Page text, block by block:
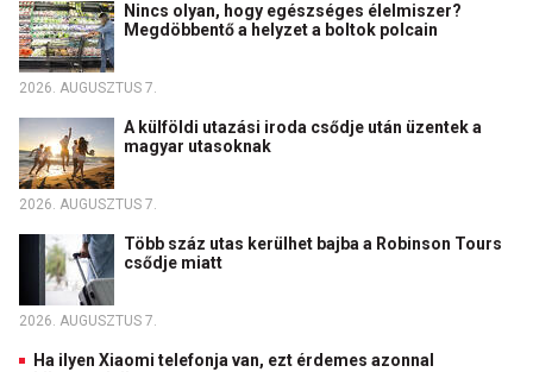
Nincs olyan, hogy egészséges élelmiszer?
Megdöbbentő a helyzet a boltok polcain
2026. AUGUSZTUS 7.
A külföldi utazási iroda csődje után üzentek a
magyar utasoknak
2026. AUGUSZTUS 7.
Több száz utas kerülhet bajba a Robinson Tours
csődje miatt
2026. AUGUSZTUS 7.
Ha ilyen Xiaomi telefonja van, ezt érdemes azonnal